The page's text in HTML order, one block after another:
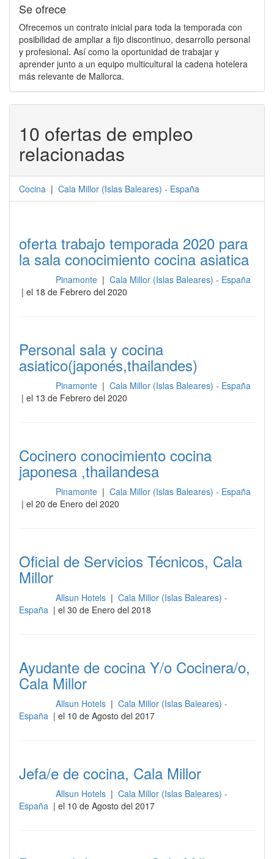
Se ofrece
Ofrecemos un contrato inicial para toda la temporada con
posibilidad de ampliar a fijo discontinuo, desarrollo personal
y profesional. Así como la oportunidad de trabajar y
aprender junto a un equipo multicultural la cadena hotelera
más relevante de Mallorca.
10 ofertas de empleo
relacionadas
Cocina | Cala Millor (Islas Baleares) - España
oferta trabajo temporada 2020 para
la sala conocimiento cocina asiatica
Pinamonte | Cala Millor (Islas Baleares) - España
| el 18 de Febrero del 2020
Personal sala y cocina
asiatico(japonés,thailandes)
Pinamonte | Cala Millor (Islas Baleares) - España
| el 13 de Febrero del 2020
Cocinero conocimiento cocina
japonesa ,thailandesa
Pinamonte | Cala Millor (Islas Baleares) - España
| el 20 de Enero del 2020
Oficial de Servicios Técnicos, Cala
Millor
Allsun Hotels | Cala Millor (Islas Baleares) -
España | el 30 de Enero del 2018
Ayudante de cocina Y/o Cocinera/o,
Cala Millor
Allsun Hotels | Cala Millor (Islas Baleares) -
España | el 10 de Agosto del 2017
Jefa/e de cocina, Cala Millor
Allsun Hotels | Cala Millor (Islas Baleares) -
España | el 10 de Agosto del 2017